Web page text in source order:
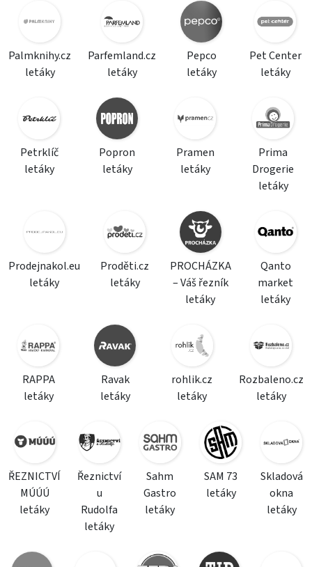
Palmknihy.cz
letáky
Parfemland.cz
letáky
Pepco
letáky
Pet Center
letáky
Petrklíč
letáky
Popron
letáky
Pramen
letáky
Prima
Drogerie
letáky
Prodejnakol.eu
letáky
Proděti.cz
letáky
PROCHÁZKA
– Váš řezník
letáky
Qanto
market
letáky
RAPPA
letáky
Ravak
letáky
rohlik.cz
letáky
Rozbaleno.cz
letáky
ŘEZNICTVÍ
MÚÚÚ
letáky
Řeznictví
u
Rudolfa
letáky
Sahm
Gastro
letáky
SAM 73
letáky
Skladová
okna
letáky